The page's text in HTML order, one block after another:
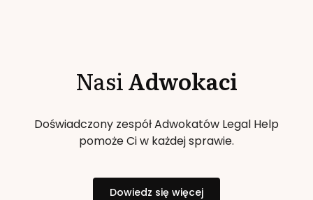
NasiAdwokaci
Doświadczony zespół Adwokatów Legal Help
pomoże Ci w każdej sprawie.
Dowiedz się więcej